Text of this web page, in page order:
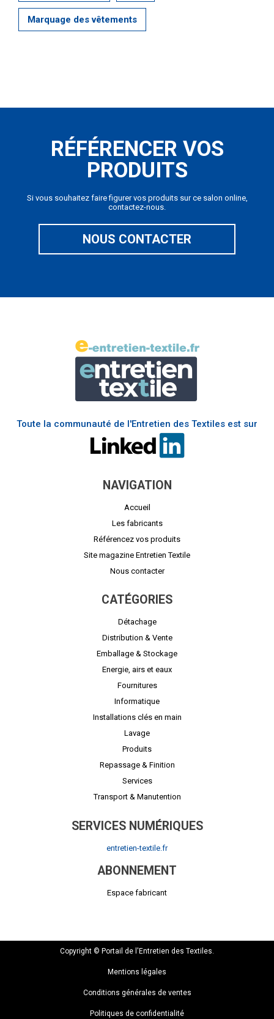
Marquage des vêtements
RÉFÉRENCER VOS
PRODUITS
Si vous souhaitez faire figurer vos produits sur ce salon online,
contactez-nous.
NOUS CONTACTER
Toute la communauté de l'Entretien des Textiles est sur
NAVIGATION
Accueil
Les fabricants
Référencez vos produits
Site magazine Entretien Textile
Nous contacter
CATÉGORIES
Détachage
Distribution & Vente
Emballage & Stockage
Energie, airs et eaux
Fournitures
Informatique
Installations clés en main
Lavage
Produits
Repassage & Finition
Services
Transport & Manutention
SERVICES NUMÉRIQUES
entretien-textile.fr
ABONNEMENT
Espace fabricant
Copyright © Portail de l'Entretien des Textiles.
Mentions légales
Conditions générales de ventes
Politiques de confidentialité